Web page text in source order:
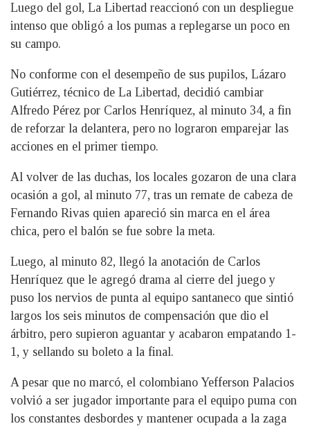
Luego del gol, La Libertad reaccionó con un despliegue
intenso que obligó a los pumas a replegarse un poco en
su campo.
No conforme con el desempeño de sus pupilos, Lázaro
Gutiérrez, técnico de La Libertad, decidió cambiar
Alfredo Pérez por Carlos Henríquez, al minuto 34, a fin
de reforzar la delantera, pero no lograron emparejar las
acciones en el primer tiempo.
Al volver de las duchas, los locales gozaron de una clara
ocasión a gol, al minuto 77, tras un remate de cabeza de
Fernando Rivas quien apareció sin marca en el área
chica, pero el balón se fue sobre la meta.
Luego, al minuto 82, llegó la anotación de Carlos
Henríquez que le agregó drama al cierre del juego y
puso los nervios de punta al equipo santaneco que sintió
largos los seis minutos de compensación que dio el
árbitro, pero supieron aguantar y acabaron empatando 1-
1, y sellando su boleto a la final.
A pesar que no marcó, el colombiano Yefferson Palacios
volvió a ser jugador importante para el equipo puma con
los constantes desbordes y mantener ocupada a la zaga